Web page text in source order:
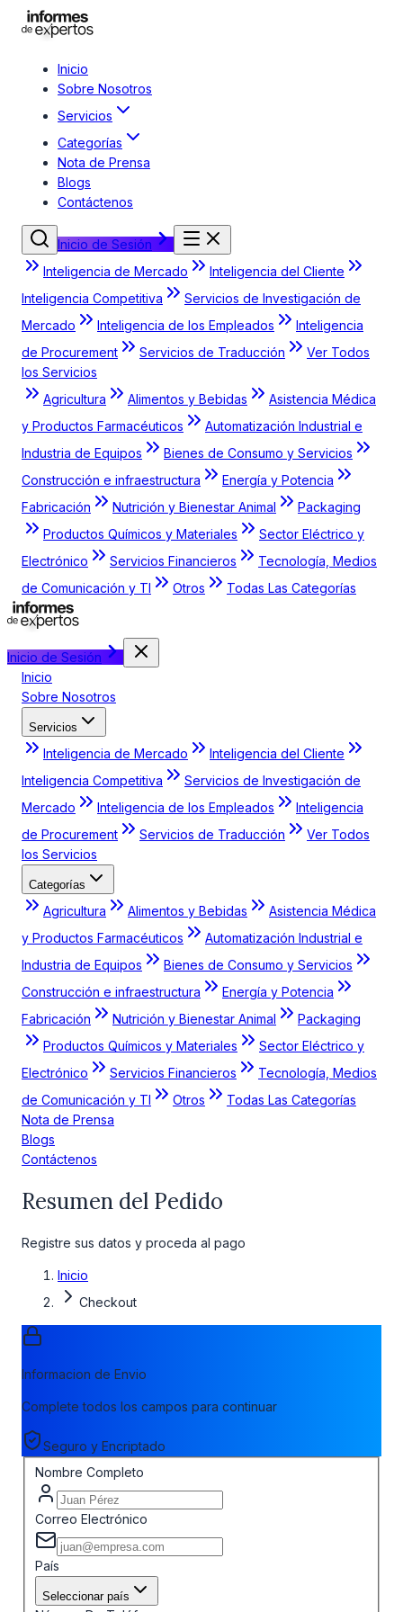
Inicio
Sobre Nosotros
Servicios
Categorías
Nota de Prensa
Blogs
Contáctenos
Inicio de Sesión
Inteligencia de Mercado
Inteligencia del Cliente
Inteligencia Competitiva
Servicios de Investigación de
Mercado
Inteligencia de los Empleados
Inteligencia
de Procurement
Servicios de Traducción
Ver Todos
los Servicios
Agricultura
Alimentos y Bebidas
Asistencia Médica
y Productos Farmacéuticos
Automatización Industrial e
Industria de Equipos
Bienes de Consumo y Servicios
Construcción e infraestructura
Energía y Potencia
Fabricación
Nutrición y Bienestar Animal
Packaging
Productos Químicos y Materiales
Sector Eléctrico y
Electrónico
Servicios Financieros
Tecnología, Medios
de Comunicación y TI
Otros Todas Las Categorías
Inicio de Sesión
Inicio
Sobre Nosotros
Servicios
Inteligencia de Mercado
Inteligencia del Cliente
Inteligencia Competitiva
Servicios de Investigación de
Mercado
Inteligencia de los Empleados
Inteligencia
de Procurement
Servicios de Traducción
Ver Todos
los Servicios
Categorías
Agricultura Alimentos y Bebidas
Asistencia Médica
y Productos Farmacéuticos
Automatización Industrial e
Industria de Equipos
Bienes de Consumo y Servicios
Construcción e infraestructura
Energía y Potencia
Fabricación
Nutrición y Bienestar Animal
Packaging
Productos Químicos y Materiales
Sector Eléctrico y
Electrónico
Servicios Financieros
Tecnología, Medios
de Comunicación y TI
Otros
Todas Las Categorías
Nota de Prensa
Blogs
Contáctenos
Resumen del Pedido
Registre sus datos y proceda al pago
Inicio
Checkout
Informacion de Envio
Complete todos los campos para continuar
Seguro y Encriptado
Nombre Completo
Correo Electrónico
País
Seleccionar país